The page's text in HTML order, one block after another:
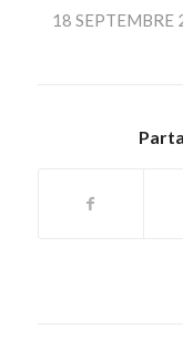
18 SEPTEMBRE
/